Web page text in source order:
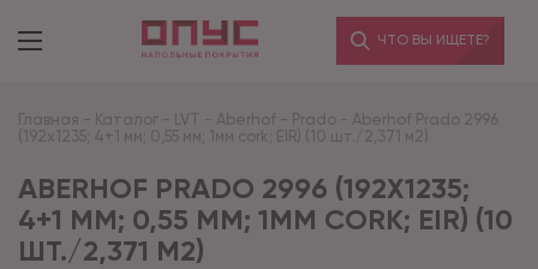
ЧТО ВЫ ИЩЕТЕ?
Главная - Каталог - LVT - Aberhof - Prado - Aberhof Prado 2996
(192x1235; 4+1 мм; 0,55 мм; 1мм cork; EIR) (10 шт./2,371 м2)
ABERHOF PRADO 2996 (192X1235;
4+1 ММ; 0,55 ММ; 1ММ CORK; EIR) (10
ШТ./2,371 М2)